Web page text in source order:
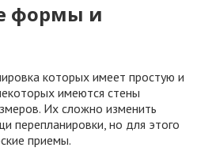
формы и
которых имеет простую и
имеются стены
Их сложно изменить
перепланировки, но для этого
приемы.